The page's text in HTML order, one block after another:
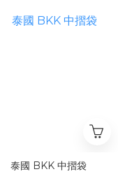
泰國 BKK 中摺袋